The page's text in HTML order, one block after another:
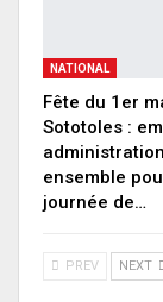
NATIONAL
Fête du 1er
Sototoles :
administration
ensemble
journée de…
PREV NEXT